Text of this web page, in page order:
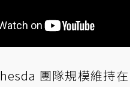
團隊規模維持